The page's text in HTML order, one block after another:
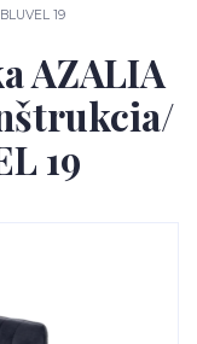
19
AZALIA
19